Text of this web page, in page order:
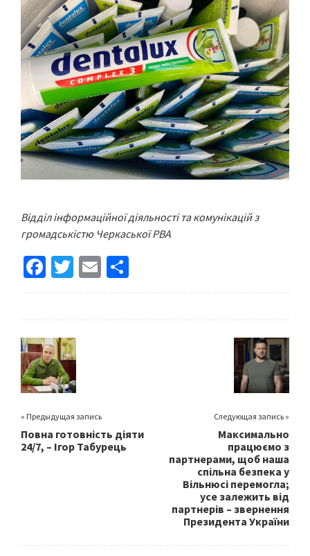
Відділ інформаційної діяльності та комунікацій з
громадськістю Черкаської РВА
Fa
ce
o
o
k
T
wi
er
E
m h
« Предыдущая запись
Повна готовність діяти
24/7, – Ігор Табурець
Следующая запись »
Максимально
працюємо з
партнерами, щоб наша
спільна безпека у
Вільнюсі перемогла;
усе залежить від
партнерів – звернення
Президента України